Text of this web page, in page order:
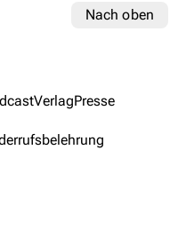
Nach oben
VerlagPresse